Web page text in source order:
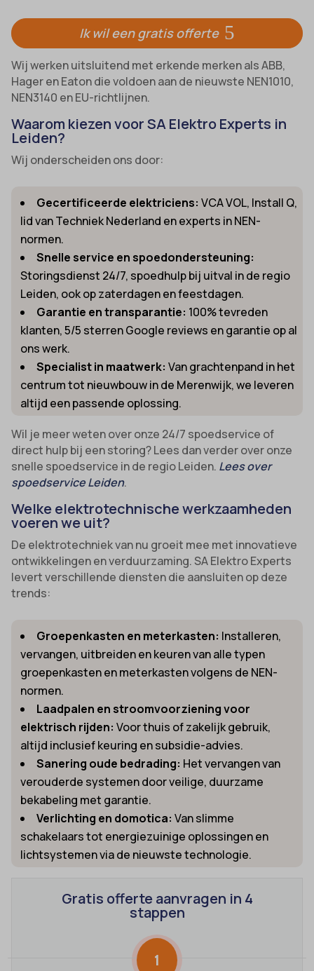
Ik wil een gratis offerte
Wij werken uitsluitend met erkende merken als ABB,
Hager en Eaton die voldoen aan de nieuwste NEN1010,
NEN3140 en EU-richtlijnen.
Waarom kiezen voor SA Elektro Experts in
Leiden?
Wij onderscheiden ons door:
Gecertificeerde elektriciens: VCA VOL, Install Q,
lid van Techniek Nederland en experts in NEN-
normen.
Snelle service en spoedondersteuning:
Storingsdienst 24/7, spoedhulp bij uitval in de regio
Leiden, ook op zaterdagen en feestdagen.
Garantie en transparantie: 100% tevreden
klanten, 5/5 sterren Google reviews en garantie op al
ons werk.
Specialist in maatwerk: Van grachtenpand in het
centrum tot nieuwbouw in de Merenwijk, we leveren
altijd een passende oplossing.
Wil je meer weten over onze 24/7 spoedservice of
direct hulp bij een storing? Lees dan verder over onze
snelle spoedservice in de regio Leiden. Lees over
spoedservice Leiden.
Welke elektrotechnische werkzaamheden
voeren we uit?
De elektrotechniek van nu groeit mee met innovatieve
ontwikkelingen en verduurzaming. SA Elektro Experts
levert verschillende diensten die aansluiten op deze
trends:
Groepenkasten en meterkasten: Installeren,
vervangen, uitbreiden en keuren van alle typen
groepenkasten en meterkasten volgens de NEN-
normen.
Laadpalen en stroomvoorziening voor
elektrisch rijden: Voor thuis of zakelijk gebruik,
altijd inclusief keuring en subsidie-advies.
Sanering oude bedrading: Het vervangen van
verouderde systemen door veilige, duurzame
bekabeling met garantie.
Verlichting en domotica: Van slimme
schakelaars tot energiezuinige oplossingen en
lichtsystemen via de nieuwste technologie.
Gratis offerte aanvragen in 4
stappen
1